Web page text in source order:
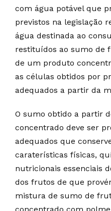
com água potável que
previstos na legislação
água destinada ao
restituídos ao sumo de
de um produto
as células obtidos por
adequados a partir da
O sumo obtido a partir
concentrado deve ser
adequados que
caraterísticas físicas,
nutricionais essenciais
dos frutos de que
mistura de sumo de